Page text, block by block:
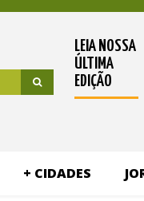
LEIA NOSSA
ÚLTIMA
EDIÇÃO
+ CIDADES